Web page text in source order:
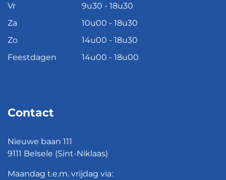
Vr
9u30 - 18u30
Za
10u00 - 18u30
Zo
14u00 - 18u30
Feestdagen
14u00 - 18u00
Contact
Nieuwe baan 111
9111 Belsele (Sint-Niklaas)
Maandag t.e.m. vrijdag via: